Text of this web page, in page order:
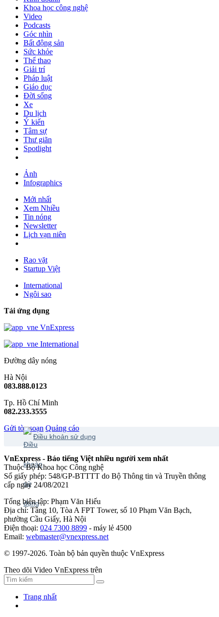
Khoa học công nghệ
Video
Podcasts
Góc nhìn
Bất động sản
Sức khỏe
Thể thao
Giải trí
Pháp luật
Giáo dục
Đời sống
Xe
Du lịch
Ý kiến
Tâm sự
Thư giãn
Spotlight
Ảnh
Infographics
Mới nhất
Xem Nhiều
Tin nóng
Newsletter
Lịch vạn niên
Rao vặt
Startup Việt
International
Ngôi sao
Tải ứng dụng
VnExpress
International
Đường dây nóng
Hà Nội
083.888.0123
Tp. Hồ Chí Minh
082.233.3555
Gửi tòa soạn Quảng cáo
Điều khoản sử dụng
VnExpress - Báo tiếng Việt nhiều người xem nhất
Thuộc Bộ Khoa học Công nghệ
Số giấy phép: 548/GP-BTTTT do Bộ Thông tin và Truyền thông
cấp ngày 24/08/2021
Tổng biên tập: Phạm Văn Hiếu
Địa chỉ: Tầng 10, Tòa A FPT Tower, số 10 Phạm Văn Bạch,
phường Cầu Giấy, Hà Nội
Điện thoại: 024 7300 8899 - máy lẻ 4500
Email: webmaster@vnexpress.net
© 1997-2026. Toàn bộ bản quyền thuộc VnExpress
Theo dõi Video VnExpress trên
Trang nhất